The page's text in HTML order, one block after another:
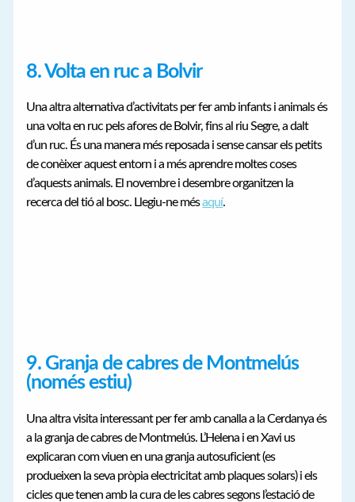
8. Volta en ruc a Bolvir
Una altra alternativa d’activitats per fer amb infants i animals és
una volta en ruc pels afores de Bolvir, fins al riu Segre, a dalt
d’un ruc. És una manera més reposada i sense cansar els petits
de conèixer aquest entorn i a més aprendre moltes coses
d’aquests animals. El novembre i desembre organitzen la
recerca del tió al bosc. Llegiu-ne mésaquí.
9. Granja de cabres de Montmelús
(només estiu)
Una altra visita interessant per fer amb canalla a la Cerdanya és
a la granja de cabres de Montmelús. L’Helena i en Xavi us
explicaran com viuen en una granja autosuficient (es
produeixen la seva pròpia electricitat amb plaques solars) i els
cicles que tenen amb la cura de les cabres segons l’estació de